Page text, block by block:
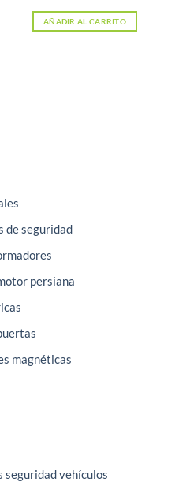
AÑADIR AL CARRITO
de seguridad
persiana
magnéticas
seguridad vehículos